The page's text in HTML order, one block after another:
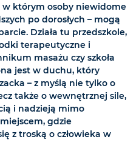
którym osoby niewidome
po dorosłych – mogą
Działa tu przedszkole,
terapeutyczne i
masażu czy szkoła
jest w duchu, który
– z myślą nie tylko o
także o wewnętrznej sile,
i nadzieją mimo
gdzie
z troską o człowieka w